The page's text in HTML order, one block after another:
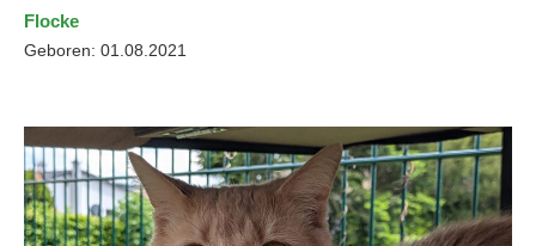
Flocke
Geboren: 01.08.2021